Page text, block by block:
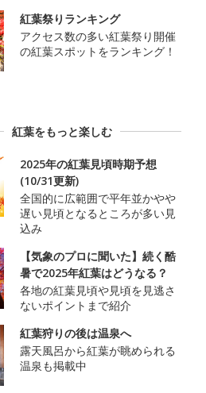
紅葉祭りランキング
アクセス数の多い紅葉祭り開催
の紅葉スポットをランキング！
紅葉をもっと楽しむ
2025年の紅葉見頃時期予想
(10/31更新)
全国的に広範囲で平年並かやや
遅い見頃となるところが多い見
込み
【気象のプロに聞いた】続く酷
暑で2025年紅葉はどうなる？
各地の紅葉見頃や見頃を見逃さ
ないポイントまで紹介
紅葉狩りの後は温泉へ
露天風呂から紅葉が眺められる
温泉も掲載中